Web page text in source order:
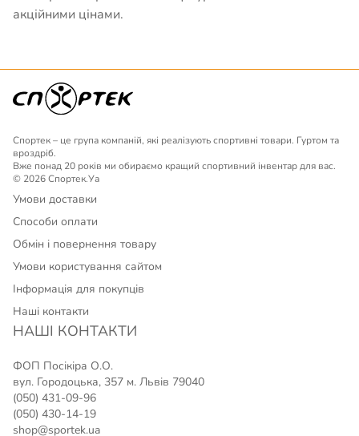
акційними цінами.
Спортек – це група компаній, які реалізують спортивні товари. Гуртом та
вроздріб.
Вже понад 20 років ми обираємо кращий спортивний інвентар для вас.
© 2026 Спортек.Уа
Умови доставки
Способи оплати
Обмін і повернення товару
Умови користування сайтом
Інформація для покупців
Наші контакти
НАШІ КОНТАКТИ
ФОП Посікіра О.О.
вул. Городоцька, 357 м. Львів 79040
(050) 431-09-96
(050) 430-14-19
shop@sportek.ua